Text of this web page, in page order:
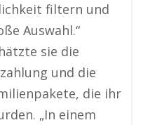
filtern und
Auswahl.“
sie die
und die
die ihr
„In einem